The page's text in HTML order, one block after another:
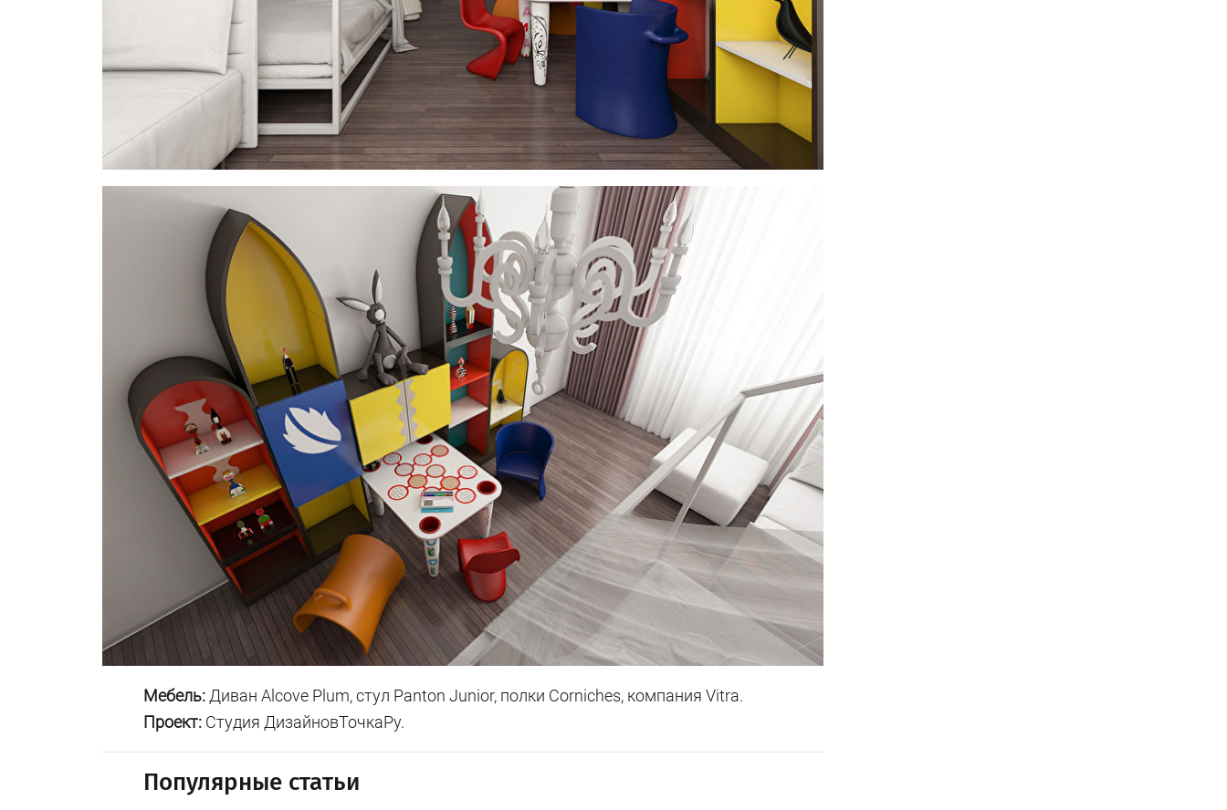
Мебель: Диван Alcove Plum, стул Panton Junior, полки Corniches, компания Vitra.
Проект: Студия ДизайновТочкаРу.
Популярные статьи